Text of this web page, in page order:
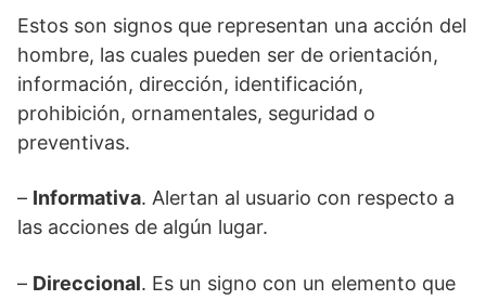
Estos son signos que representan una acción del
hombre, las cuales pueden ser de orientación,
información, dirección, identificación,
prohibición, ornamentales, seguridad o
preventivas.
– Informativa. Alertan al usuario con respecto a
las acciones de algún lugar.
– Direccional. Es un signo con un elemento que